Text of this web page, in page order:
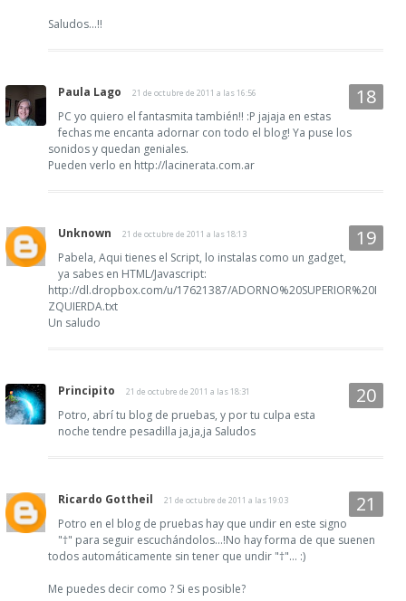
Saludos...!!
Paula Lago 21 de octubre de 2011 a las 16:56
PC yo quiero el fantasmita también!! :P jajaja en estas
fechas me encanta adornar con todo el blog! Ya puse los
sonidos y quedan geniales.
Pueden verlo en http://lacinerata.com.ar
Unknown 21 de octubre de 2011 a las 18:13
Pabela, Aqui tienes el Script, lo instalas como un gadget,
ya sabes en HTML/Javascript:
http://dl.dropbox.com/u/17621387/ADORNO%20SUPERIOR%20I
ZQUIERDA.txt
Un saludo
Principito 21 de octubre de 2011 a las 18:31
Potro, abrí tu blog de pruebas, y por tu culpa esta
noche tendre pesadilla ja,ja,ja Saludos
Ricardo Gottheil 21 de octubre de 2011 a las 19:03
Potro en el blog de pruebas hay que undir en este signo
"†" para seguir escuchándolos...!No hay forma de que suenen
todos automáticamente sin tener que undir "†"... :)
Me puedes decir como ? Si es posible?